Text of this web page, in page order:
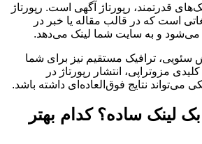
قدرتمند، رپورتاژ آگهی است. رپورتاژ
است که در قالب مقاله یا خبر در
می‌شود و به سایت شما لینک می‌دهد.
سئویی، ترافیک مستقیم نیز برای شما
مزوتراپی، انتشار رپورتاژ در
می‌تواند نتایج فوق‌العاده‌ای داشته باشد.
بک لینک ساده؟ کدام بهتر